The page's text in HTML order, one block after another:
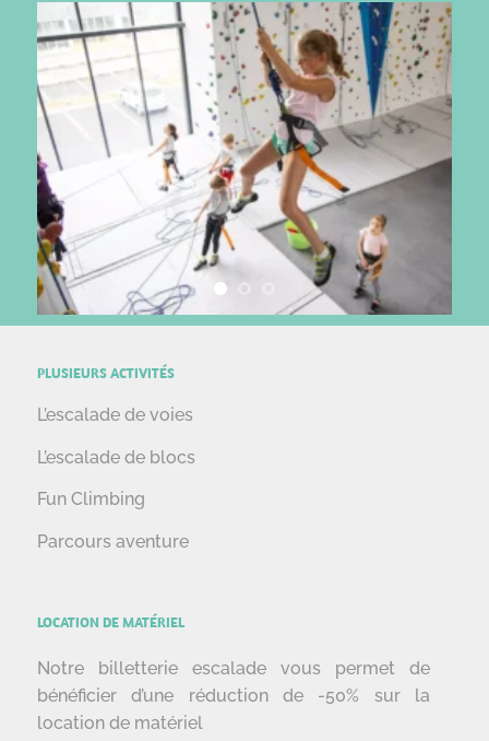
PLUSIEURS ACTIVITÉS
L’escalade de voies
L’escalade de blocs
Fun Climbing
Parcours aventure
LOCATION DE MATÉRIEL
Notre billetterie escalade vous permet de
bénéficier d’une réduction de -50% sur la
location de matériel